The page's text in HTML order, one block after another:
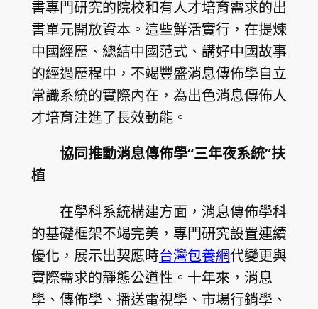
書專門研究的院校和有人才培育需求的出
書單元開放資本。這些鮮活實行，在提煉
中國經歷、總結中國范式、講好中國故事
的經過歷程中，不竭豐盛消息傳佈學自立
常識系統的實際內在，為出色消息傳佈人
才培育注進了長效動能。
協同推動消息傳佈學“三年夜系統”扶
植
在學科系統構建方面，消息傳佈學科
的基礎框架不竭完美，專門研究設置連續
優化，展示出契應時台灣包養網代變更與
實際需求的靜態公道性。十年來，消息
學、傳佈學、播送電視學、市場行銷學、